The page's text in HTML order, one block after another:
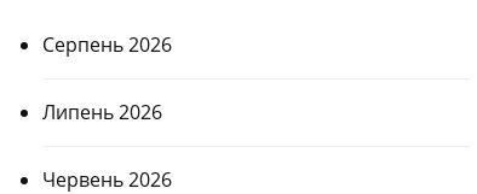
Серпень 2026
Липень 2026
Червень 2026